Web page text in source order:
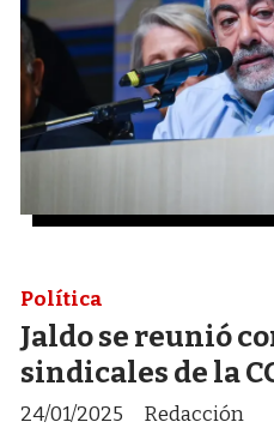
Jaldo se reunió
sindicales de la
Redacción
Política
24/01/2025